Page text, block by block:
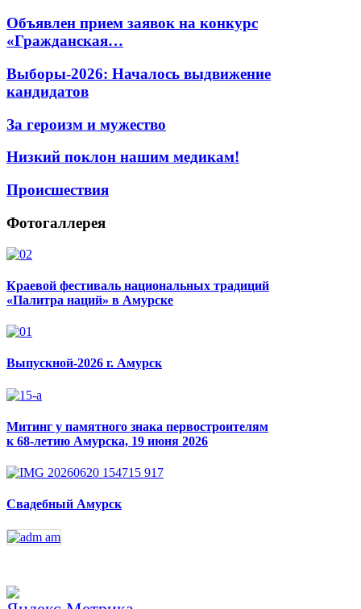
Объявлен прием заявок на конкурс
«Гражданская…
Выборы-2026: Началось выдвижение
кандидатов
За героизм и мужество
Низкий поклон нашим медикам!
Происшествия
Фотогаллерея
Краевой фестиваль национальных традиций
«Палитра наций» в Амурске
Выпускной-2026 г. Амурск
Митинг у памятного знака первостроителям
к 68-летию Амурска, 19 июня 2026
Свадебный Амурск